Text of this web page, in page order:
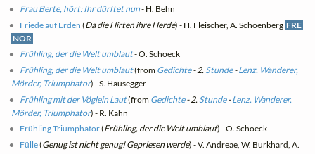
Frau Berte, hört: Ihr dürftet nun- H. Behn
Friede auf Erden (Da die Hirten ihre Herde) - H. Fleischer, A. Schoenberg FRE
NOR
Frühling, der die Welt umblaut- O. Schoeck
Frühling, der die Welt umblaut(from Gedichte- 2. Stunde-Lenz. Wanderer,
Mörder, Triumphator) - S. Hausegger
Frühling mit der Vöglein Laut(from Gedichte- 2. Stunde-Lenz. Wanderer,
Mörder, Triumphator) - R. Kahn
Frühling Triumphator(Frühling, der die Welt umblaut) - O. Schoeck
Fülle(Genug ist nicht genug! Gepriesen werde) - V. Andreae, W. Burkhard, A.